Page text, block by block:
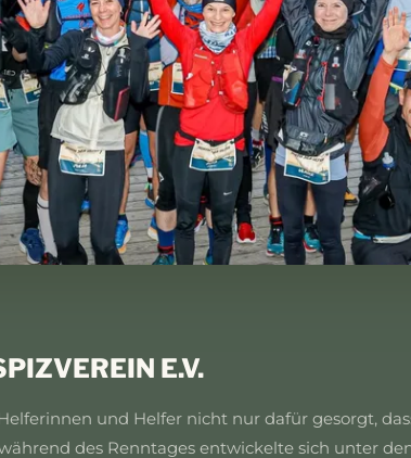
E.V.
und Helfer nicht nur dafür gesorgt,
des Renntages entwickelte sich unter